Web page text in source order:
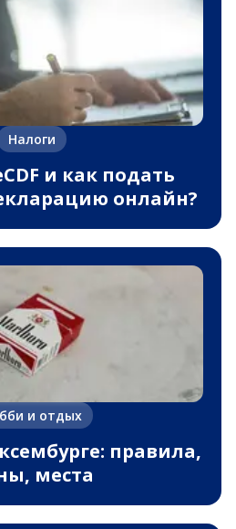
Налоги
и как подать
онлайн?
и отдых
правила,
места